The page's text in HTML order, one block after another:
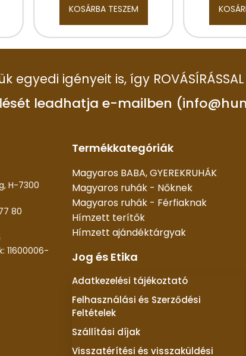
KOSÁRBA TESZEM
egyedi igényeit is, így
leadhatja e-mailben
H-7300
80
11600006-
Termékkategóriák
Magyaros BABA, GYEREKRUHÁK
Magyaros ruhák - Nőknek
Magyaros ruhák - Férfiaknak
Hímzett terítők
Hímzett ajándéktárgyak
Jog és Etika
Adatkezelési tájékoztató
Felhasználási és Szerződési
Feltételek
Szállítási díjak
Visszatérítési és visszaküldési